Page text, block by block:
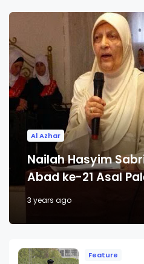
Al Azhar
Nailah Hasyim
Abad ke-21 Asal
3 years ago
Feature